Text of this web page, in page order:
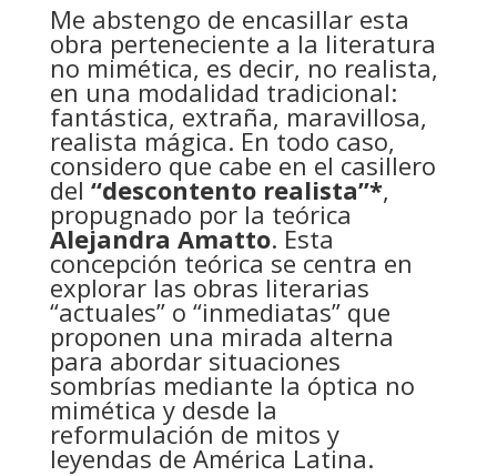
Me abstengo de encasillar esta
obra perteneciente a la literatura
no mimética, es decir, no realista,
en una modalidad tradicional:
fantástica, extraña, maravillosa,
realista mágica. En todo caso,
considero que cabe en el casillero
del “descontento realista”*,
propugnado por la teórica
Alejandra Amatto. Esta
concepción teórica se centra en
explorar las obras literarias
“actuales” o “inmediatas” que
proponen una mirada alterna
para abordar situaciones
sombrías mediante la óptica no
mimética y desde la
reformulación de mitos y
leyendas de América Latina.